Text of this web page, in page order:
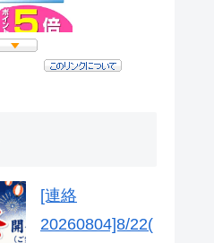
[連絡
20260804]8/22(